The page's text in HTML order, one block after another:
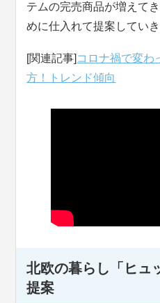
テムの完売商品が増えて
めに仕入れて提案していき
[関連記事] コロナ禍で変わ
方！トレンド傾向
北欧の暮らし「ヒュ
提案